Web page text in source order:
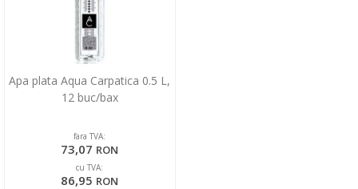
Apa plata Aqua Carpatica 0.5 L,
12 buc/bax
fara TVA:
73,07 RON
cu TVA:
86,95 RON